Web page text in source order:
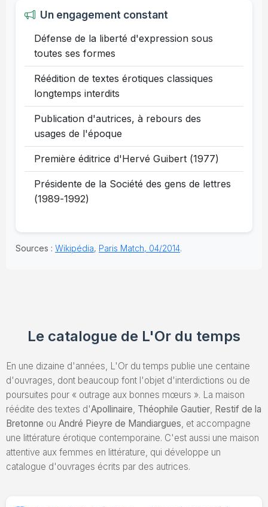
Un engagement constant
Défense de la liberté d'expression sous
toutes ses formes
Réédition de textes érotiques classiques
longtemps interdits
Publication d'autrices, à rebours des
usages de l'époque
Première éditrice d'Hervé Guibert (1977)
Présidente de la Société des gens de lettres
(1989-1992)
Sources : Wikipédia, Paris Match, 04/2014.
Le catalogue de L'Or du temps
En une dizaine d'années, L'Or du temps publie une centaine
d'ouvrages, dont beaucoup font l'objet d'interdictions ou de
poursuites pour « outrage aux bonnes mœurs ». La maison
réédite des textes d'Apollinaire, Théophile Gautier, Restif de la
Bretonne ou André Pieyre de Mandiargues, et accompagne
une littérature érotique contemporaine. C'est aussi une maison
attentive aux femmes en littérature, qui développe un
catalogue d'ouvrages écrits par des autrices.